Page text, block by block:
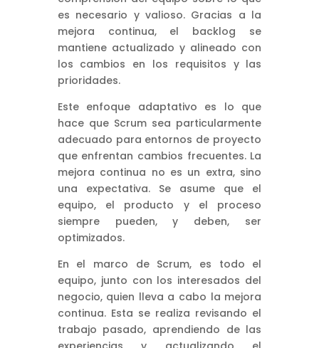
es necesario y valioso. Gracias a la
mejora continua, el backlog se
mantiene actualizado y alineado con
los cambios en los requisitos y las
prioridades.
Este enfoque adaptativo es lo que
hace que Scrum sea particularmente
adecuado para entornos de proyecto
que enfrentan cambios frecuentes. La
mejora continua no es un extra, sino
una expectativa. Se asume que el
equipo, el producto y el proceso
siempre pueden, y deben, ser
optimizados.
En el marco de Scrum, es todo el
equipo, junto con los interesados del
negocio, quien lleva a cabo la mejora
continua. Esta se realiza revisando el
trabajo pasado, aprendiendo de las